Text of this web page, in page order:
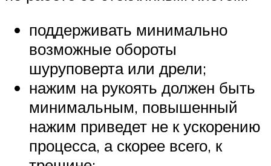
поддерживать минимально
возможные обороты
шуруповерта или дрели;
нажим на рукоять должен быть
минимальным, повышенный
нажим приведет не к ускорению
процесса, а скорее всего, к